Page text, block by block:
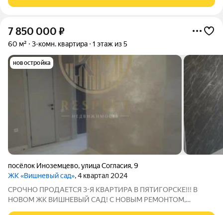
7 850 000 ₽
60 м² 3-комн. квартира 1 этаж из 5
новостройка
посёлок Иноземцево,улица Согласия,9
ЖК «Вишневый сад», 4 квартал 2024
СРОЧНО ПРОДАЕТСЯ 3-Я КВАРТИРА В ПЯТИГОРСКЕ!!! В
НОВОМ ЖК ВИШНЕВЫЙ САД! С НОВЫМ РЕМОНТОМ,